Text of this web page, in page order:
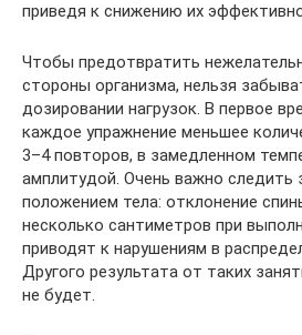
приведя к снижению их
Чтобы предотвратить
стороны организма, нельзя
дозировании нагрузок. В первое
каждое упражнение меньшее
3–4 повторов, в замедленном
амплитудой. Очень важно следить
положением тела: отклонение
несколько сантиметров при
приводят к нарушениям в
Другого результата от таких
не будет.